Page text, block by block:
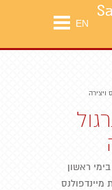
EN
ויצירה
ראשון